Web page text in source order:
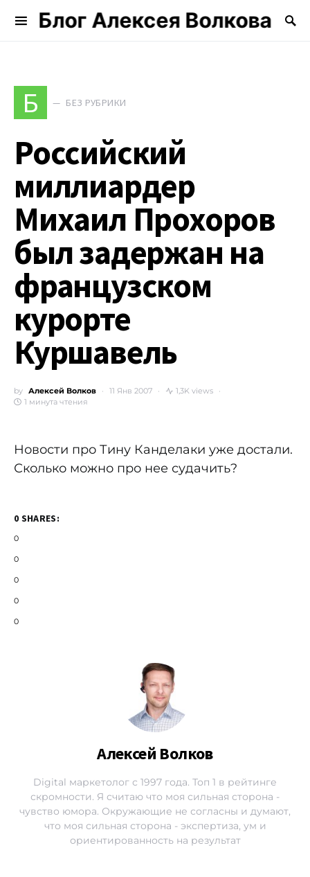
Блог Алексея Волкова
Search for:
Б БЕЗ РУБРИКИ
Российский
миллиардер
Михаил Прохоров
был задержан на
французском
курорте
Куршавель
by Алексей Волков 11 Янв 2007
1,3K views
1 минута чтения
Новости про Тину Канделаки уже достали.
Сколько можно про нее судачить?
0 SHARES:
0
0
0
0
0
Алексей Волков
Digital маркетолог с 1997 года. Топ 1 в рейтинге
скромности. Я считаю что моя сильная сторона -
чувство юмора. Окружающие не согласны и думают,
что моя сильная сторона - экспертиза, ум и
ориентированность на результат